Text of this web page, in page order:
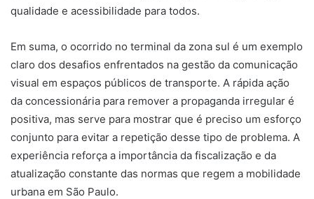
qualidade e acessibilidade para todos.
Em suma, o ocorrido no terminal da zona sul é um exemplo
claro dos desafios enfrentados na gestão da comunicação
visual em espaços públicos de transporte. A rápida ação
da concessionária para remover a propaganda irregular é
positiva, mas serve para mostrar que é preciso um esforço
conjunto para evitar a repetição desse tipo de problema. A
experiência reforça a importância da fiscalização e da
atualização constante das normas que regem a mobilidade
urbana em São Paulo.